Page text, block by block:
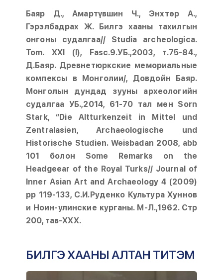
Баяр Д., Амартүвшин Ч., Энхтөр А.,
Гэрэлбадрах Ж. Билгэ хааны тахилгын
онгоны судалгаа// Studia archeologica.
Tom. XXI (I), Fasc.9.УБ.,2003, т.75-84.,
Д.Баяр. Древнетюркские мемориальные
компексы в Монголии/, Довдойн Баяр.
Монголын дундад зууны археологийн
судалгаа УБ.,2014, 61-70 тал мөн Sorn
Stark, “Die Altturkenzeit in Mittel und
Zentralasien, Archaeologische und
Historische Studien. Weisbadan 2008, abb
101 болон Some Remarks on the
Headgeear of the Royal Turks// Journal of
Inner Asian Art and Archaeology 4 (2009)
pp 119-133, С.И.Руденко Культура Хуннов
и Ноин-улинские курганы. М-Л.,1962. Стр
200, тав-XXX.
БИЛГЭ ХААНЫ АЛТАН ТИТЭМ